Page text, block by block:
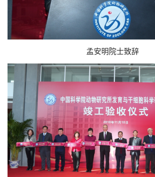
孟安明院士致辞